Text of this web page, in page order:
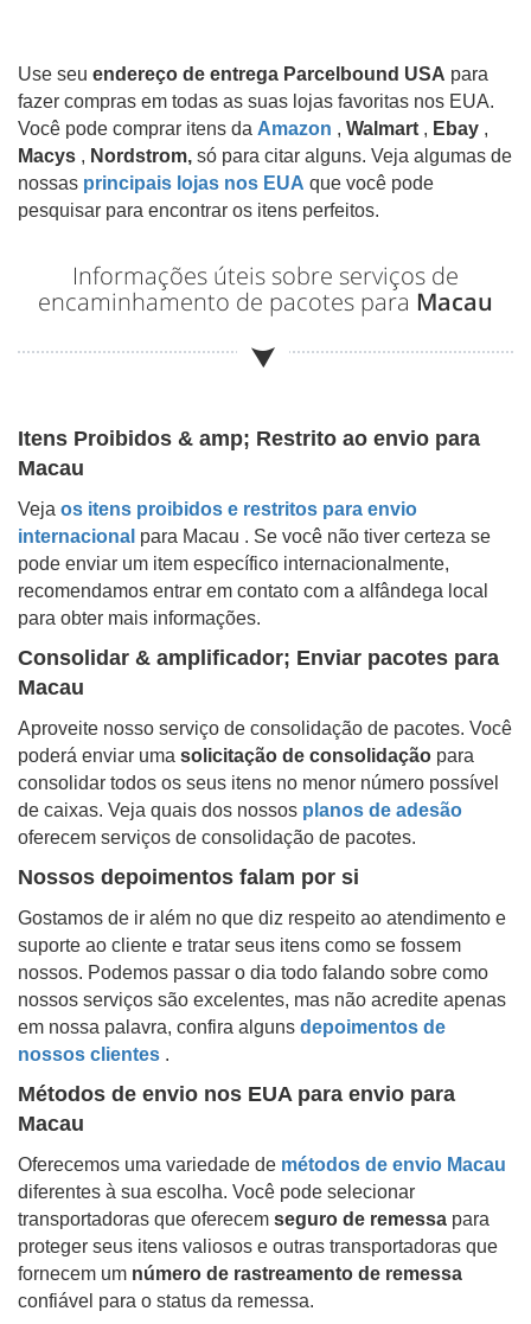
Use seu endereço de entrega Parcelbound USA para
fazer compras em todas as suas lojas favoritas nos EUA.
Você pode comprar itens da Amazon , Walmart , Ebay ,
Macys , Nordstrom, só para citar alguns. Veja algumas de
nossas principais lojas nos EUA que você pode
pesquisar para encontrar os itens perfeitos.
Informações úteis sobre serviços de
encaminhamento de pacotes para Macau
Itens Proibidos & amp; Restrito ao envio para
Macau
Veja os itens proibidos e restritos para envio
internacional para Macau . Se você não tiver certeza se
pode enviar um item específico internacionalmente,
recomendamos entrar em contato com a alfândega local
para obter mais informações.
Consolidar & amplificador; Enviar pacotes para
Macau
Aproveite nosso serviço de consolidação de pacotes. Você
poderá enviar uma solicitação de consolidação para
consolidar todos os seus itens no menor número possível
de caixas. Veja quais dos nossos planos de adesão
oferecem serviços de consolidação de pacotes.
Nossos depoimentos falam por si
Gostamos de ir além no que diz respeito ao atendimento e
suporte ao cliente e tratar seus itens como se fossem
nossos. Podemos passar o dia todo falando sobre como
nossos serviços são excelentes, mas não acredite apenas
em nossa palavra, confira alguns depoimentos de
nossos clientes .
Métodos de envio nos EUA para envio para
Macau
Oferecemos uma variedade de métodos de envio Macau
diferentes à sua escolha. Você pode selecionar
transportadoras que oferecem seguro de remessa para
proteger seus itens valiosos e outras transportadoras que
fornecem um número de rastreamento de remessa
confiável para o status da remessa.